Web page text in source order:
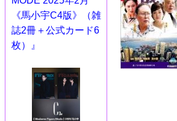
《馬小宇C4版》（雑
誌2冊＋公式カード6
枚）』